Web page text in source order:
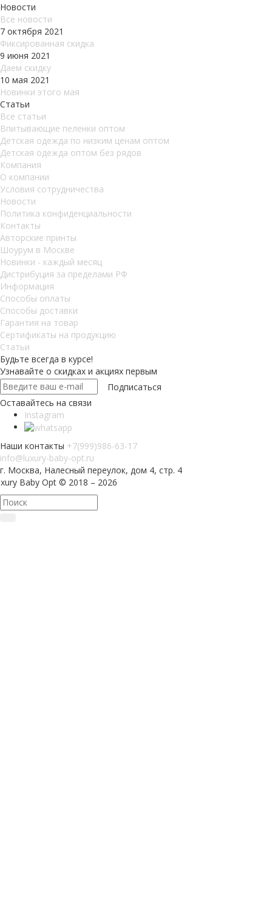
Новости
Все новости
7 октября 2021
Фиксированная скидка
9 июня 2021
Даем скидку
10 мая 2021
Новинки этого мая
Статьи
Все статьи
Впитывающие пеленки оптом
Детская одежда по низким ценам оптом
Детская одежда оптом без рядов
Компания
О компании
Условия сотрудничества
Новости
Политика конфиденциальности
Контакты
Авторские принты
Шоурум в Москве
Новинки - каждый месяц
Дистрибуция за пределами РФ
Информация
Способы оплаты
Способы доставки
Гарантия на товар
Сертификаты на продукцию
Статьи
Будьте всегда в курсе!
Узнавайте о скидках и акциях первым
Оставайтесь на связи
Instagram
Наши контакты +7(999)986-63-17
info@luxury-baby-opt.ru
г. Москва, Налесный переулок, дом 4, стр. 4
Baby Opt © 2018 – 2026